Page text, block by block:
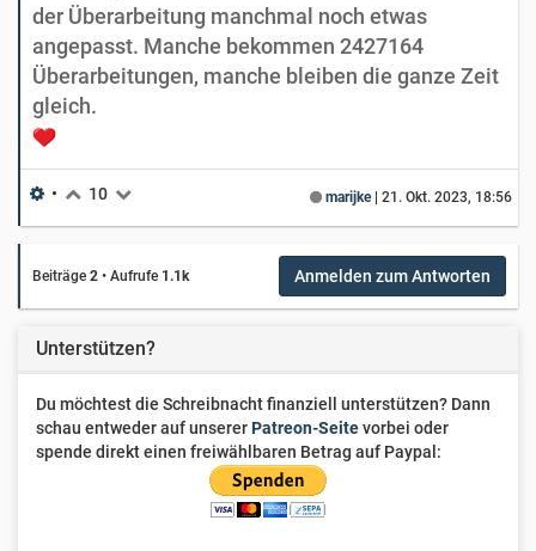
der Überarbeitung manchmal noch etwas
angepasst. Manche bekommen 2427164
Überarbeitungen, manche bleiben die ganze Zeit
gleich.
marijke| 21. Okt. 2023, 18:56
• 10
Beiträge 2 • Aufrufe 1.1k Anmelden zum Antworten
Unterstützen?
Du möchtest die Schreibnacht finanziell unterstützen? Dann
schau entweder auf unsererPatreon-Seitevorbei oder
spende direkt einen freiwählbaren Betrag auf Paypal: